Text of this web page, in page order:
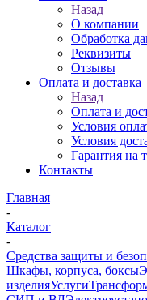
Назад
О компании
Обработка
Реквизиты
Отзывы
Оплата и доставка
Назад
Оплата и
Условия
Условия
Гарантия на
Контакты
Главная
-
Каталог
-
Средства защиты и
Шкафы, корпуса, боксы
изделияУслуги